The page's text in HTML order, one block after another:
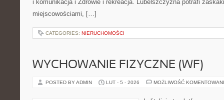
i komunikacja i Zdrowie i rekreacja. Lubelszczyzna potrafi
miejscowościami, […]
CATEGORIES: NIERUCHOMOŚCI
WYCHOWANIE FIZYCZNE (WF)
POSTED BY ADMIN LUT - 5 - 2026 MOŻLIWOŚĆ